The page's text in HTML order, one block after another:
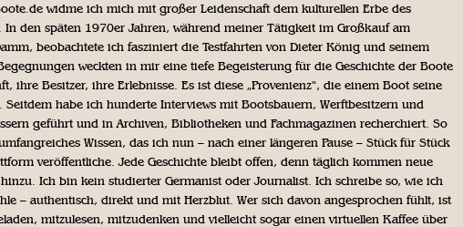
widme ich mich mit großer Leidenschaft dem kulturellen Erbe des
In den späten 1970er Jahren, während meiner Tätigkeit im Großkauf am
beobachtete ich fasziniert die Testfahrten von Dieter König und seinem
weckten in mir eine tiefe Begeisterung für die Geschichte der Boote
ihre Besitzer, ihre Erlebnisse. Es ist diese „Provenienz“, die einem Boot seine
Seitdem habe ich hunderte Interviews mit Bootsbauern, Werftbesitzern und
geführt und in Archiven, Bibliotheken und Fachmagazinen recherchiert. So
Wissen, das ich nun – nach einer längeren Pause – Stück für Stück
veröffentliche. Jede Geschichte bleibt offen, denn täglich kommen neue
Ich bin kein studierter Germanist oder Journalist. Ich schreibe so, wie ich
– authentisch, direkt und mit Herzblut. Wer sich davon angesprochen fühlt, ist
mitzulesen, mitzudenken und vielleicht sogar einen virtuellen Kaffee über